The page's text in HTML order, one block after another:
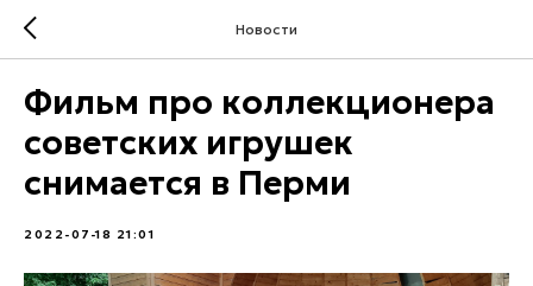
Новости
Фильм про коллекционера
советских игрушек
снимается в Перми
2022-07-18 21:01